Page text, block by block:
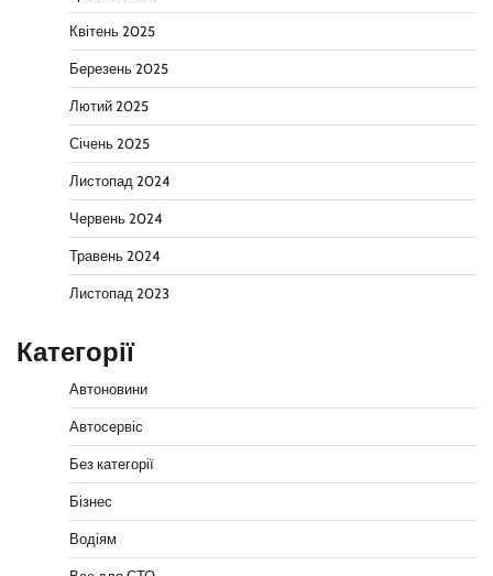
Квітень 2025
Березень 2025
Лютий 2025
Січень 2025
Листопад 2024
Червень 2024
Травень 2024
Листопад 2023
Категорії
Автоновини
Автосервіс
Без категорії
Бізнес
Водіям